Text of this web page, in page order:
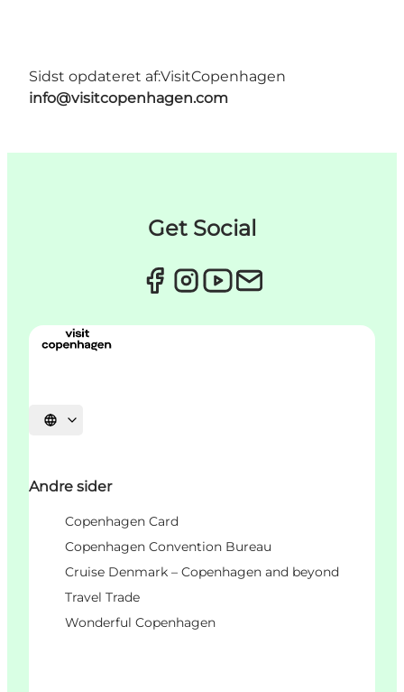
Sidst opdateret af:VisitCopenhagen
info@visitcopenhagen.com
Get Social
Vælg sprog
Andre sider
Copenhagen Card
Copenhagen Convention Bureau
Cruise Denmark – Copenhagen and beyond
Travel Trade
Wonderful Copenhagen